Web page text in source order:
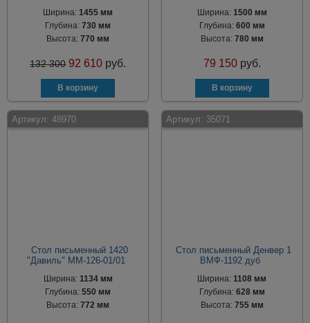
Ширина:1455 мм
Глубина:730 мм
Высота:770 мм
132 300 92 610 руб.
Ширина: 1500 мм
Глубина: 600 мм
Высота: 780 мм
79 150 руб.
Артикул: 48970
Стол письменный 1420
"Давиль" ММ-126-01/01
Ширина: 1134 мм
Глубина:550 мм
Высота:772 мм
Артикул: 35071
Стол письменный Денвер 1
ВМФ-1192 дуб
Ширина:1108 мм
Глубина: 628 мм
Высота: 755 мм